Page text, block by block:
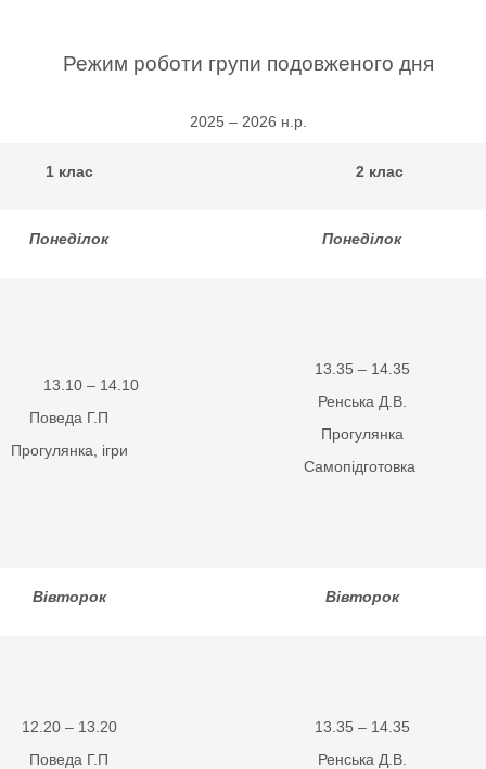
Режим роботи групи подовженого дня
2025 – 2026 н.р.
1 клас 2 клас
Понеділок Понеділок
13.10 – 14.10
Поведа Г.П
Прогулянка, ігри
13.35 – 14.35
Ренська Д.В.
Прогулянка
Самопідготовка
Вівторок Вівторок
12.20 – 13.20
Поведа Г.П
13.35 – 14.35
Ренська Д.В.